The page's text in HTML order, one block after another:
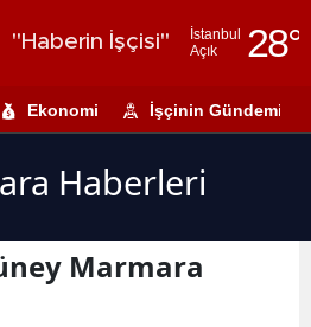
"Haberin İşçisi"
İstanbul
Açık
28°
Adıyaman
Ekonomi İşçinin Gündemi
Haberleri
Marmara